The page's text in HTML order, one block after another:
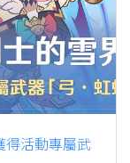
得活動專屬武